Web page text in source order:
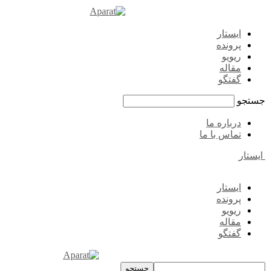
ایستار
پرونده
ریویو
مقاله
گفتگو
جستجو
درباره ما
تماس با ما
ایستار
ایستار
پرونده
ریویو
مقاله
گفتگو